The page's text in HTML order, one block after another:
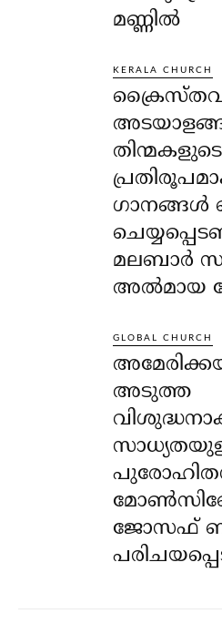
മണ്ണിൽ
KERALA CHURCH
തിന്മകളുടെ
മലബാർ
അൽമായ
GLOBAL CHURCH
അടുത്ത
ജോസഫ്